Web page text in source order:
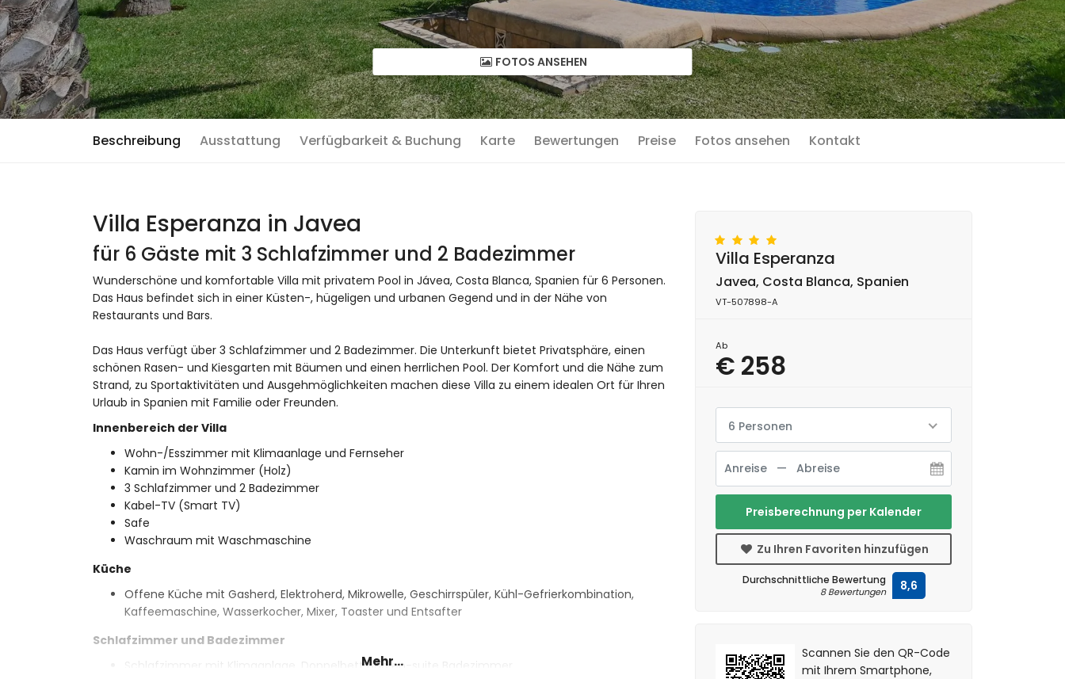
FOTOS ANSEHEN
Beschreibung Ausstattung Verfügbarkeit & Buchung Karte Bewertungen Preise Fotos ansehen Kontakt
Villa Esperanza in Javea
für 6 Gäste mit 3 Schlafzimmer und 2 Badezimmer
Wunderschöne und komfortable Villa mit privatem Pool in Jávea, Costa Blanca, Spanien für 6 Personen.
Das Haus befindet sich in einer Küsten-, hügeligen und urbanen Gegend und in der Nähe von
Restaurants und Bars.
Das Haus verfügt über 3 Schlafzimmer und 2 Badezimmer. Die Unterkunft bietet Privatsphäre, einen
schönen Rasen- und Kiesgarten mit Bäumen und einen herrlichen Pool. Der Komfort und die Nähe zum
Strand, zu Sportaktivitäten und Ausgehmöglichkeiten machen diese Villa zu einem idealen Ort für Ihren
Urlaub in Spanien mit Familie oder Freunden.
Innenbereich der Villa
Wohn-/Esszimmer mit Klimaanlage und Fernseher
Kamin im Wohnzimmer (Holz)
3 Schlafzimmer und 2 Badezimmer
Kabel-TV (Smart TV)
Safe
Waschraum mit Waschmaschine
Küche
Offene Küche mit Gasherd, Elektroherd, Mikrowelle, Geschirrspüler, Kühl-Gefrierkombination,
Kaffeemaschine, Wasserkocher, Mixer, Toaster und Entsafter
Schlafzimmer und Badezimmer
Schlafzimmer mit Klimaanlage, Doppelbett und en-suite Badezimmer
Mehr...
Villa Esperanza
Javea, Costa Blanca, Spanien
VT-507898-A
Ab
€ 258
6 Personen
Preisberechnung per Kalender
Zu Ihren Favoriten hinzufügen
Durchschnittliche Bewertung
8 Bewertungen 8,6
Scannen Sie den QR-Code
mit Ihrem Smartphone,